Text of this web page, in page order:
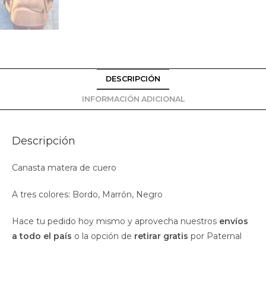
DESCRIPCIÓN
INFORMACIÓN ADICIONAL
Descripción
Canasta matera de cuero
A tres colores: Bordo, Marrón, Negro
Hace tu pedido hoy mismo y aprovecha nuestros envíos
a todo el país o la opción de retirar gratis por Paternal